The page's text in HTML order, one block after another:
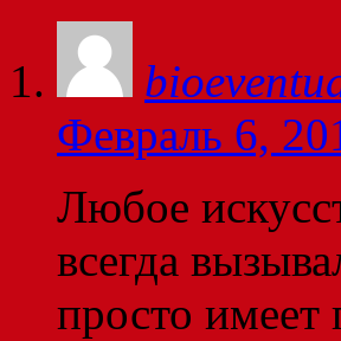
Февраль 6,
Любое
всегда
просто имеет